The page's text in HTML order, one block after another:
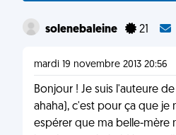
solenebaleine 21
mardi 19 novembre 2013 20:56
Bonjour ! Je suis l'auteure
ahaha), c'est pour ça que je
espérer que ma belle-mère